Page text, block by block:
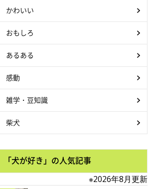
かわいい
おもしろ
あるある
感動
雑学・豆知識
柴犬
「犬が好き」の人気記事
※2026年8月更新